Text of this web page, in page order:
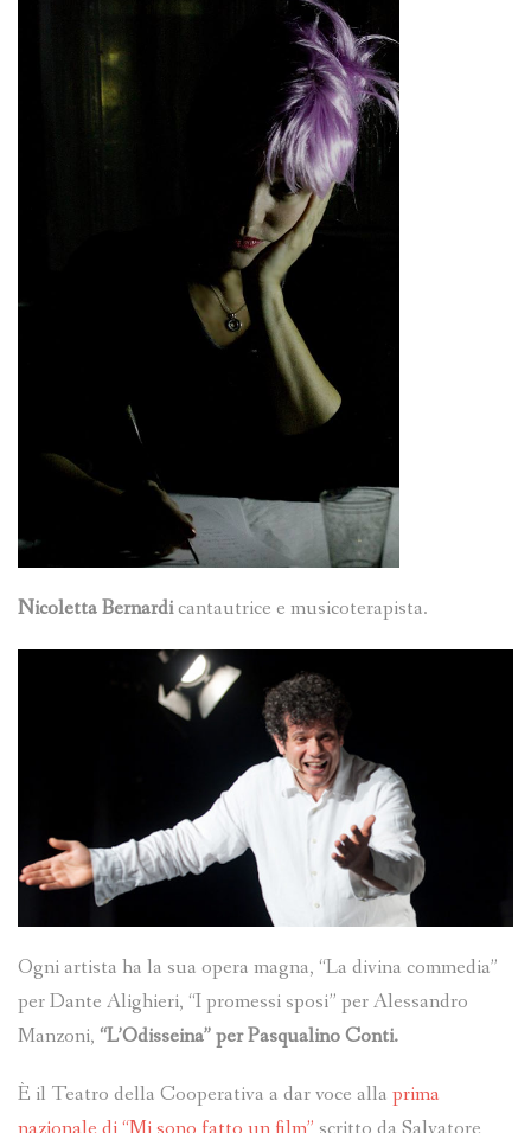
Nicoletta Bernardicantautrice e musicoterapista.
Ogni artista ha la sua opera magna, “La divina commedia”
per Dante Alighieri, “I promessi sposi” per Alessandro
Manzoni, “L’Odisseina” per Pasqualino Conti.
È il Teatro della Cooperativa a dar voce alla prima